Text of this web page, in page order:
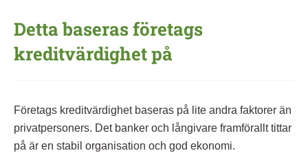
Detta baseras företags
kreditvärdighet på
Företags kreditvärdighet baseras på lite andra faktorer än
privatpersoners. Det banker och långivare framförallt tittar
på är en stabil organisation och god ekonomi.